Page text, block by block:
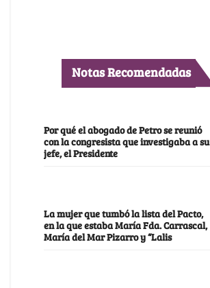
Notas Recomendadas
Por qué el abogado de Petro se reunió
con la congresista que investigaba a su
jefe, el Presidente
La mujer que tumbó la lista del Pacto,
en la que estaba María Fda. Carrascal,
María del Mar Pizarro y “Lalis